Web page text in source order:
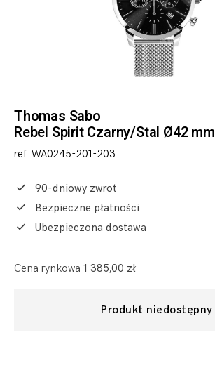
Thomas Sabo
Rebel Spirit Czarny/Stal Ø42 mm
ref. WA0245-201-203
90-dniowy zwrot
Bezpieczne płatności
Ubezpieczona dostawa
Cena rynkowa 1 385,00 zł
Produkt niedostępny